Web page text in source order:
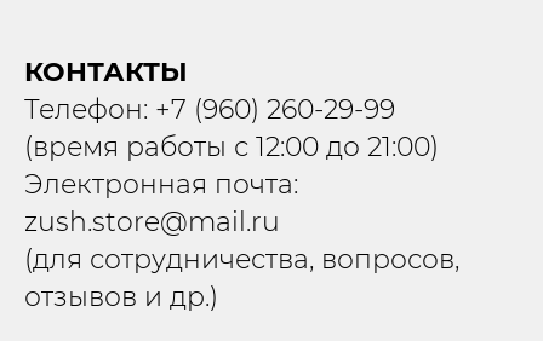
КОНТАКТЫ
Телефон: +7 (960) 260-29-99
(время работы с 12:00 до 21:00)
Электронная почта:
zush.store@mail.ru
(для сотрудничества, вопросов,
отзывов и др.)